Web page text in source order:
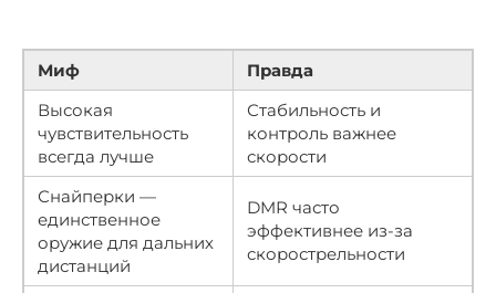
Миф
Правда
Высокая
чувствительность
всегда лучше
Стабильность и
контроль важнее
скорости
Снайперки —
единственное
оружие для дальних
дистанций
DMR часто
эффективнее из-за
скорострельности